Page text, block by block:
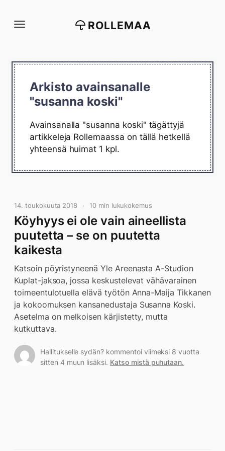
suoraan
ROLLEMAA
Arkisto avainsanalle
"susanna koski"
Avainsanalla "susanna koski" tägättyjä
artikkeleja Rollemaassa on tällä hetkellä
yhteensä huimat 1 kpl.
14. toukokuuta 2018 10 min lukukokemus
Köyhyys ei ole vain aineellista
puutetta – se on puutetta
kaikesta
Katsoin pöyristyneenä Yle Areenasta A-Studion
Kuplat-jaksoa, jossa keskustelevat vähävarainen
toimeentulotuella elävä työtön Anna-Maija Tikkanen
ja kokoomuksen kansanedustaja Susanna Koski.
Asetelma on melkoisen kärjistetty, mutta
kutkuttava.
Hallitukselle sydän? kommentoi viimeksi 8 vuotta
sitten 4 muun lisäksi. Katso mistä puhutaan.